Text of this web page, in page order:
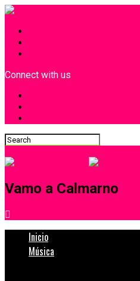
Connect with us
Vamo a Calmarno
Inicio
Música